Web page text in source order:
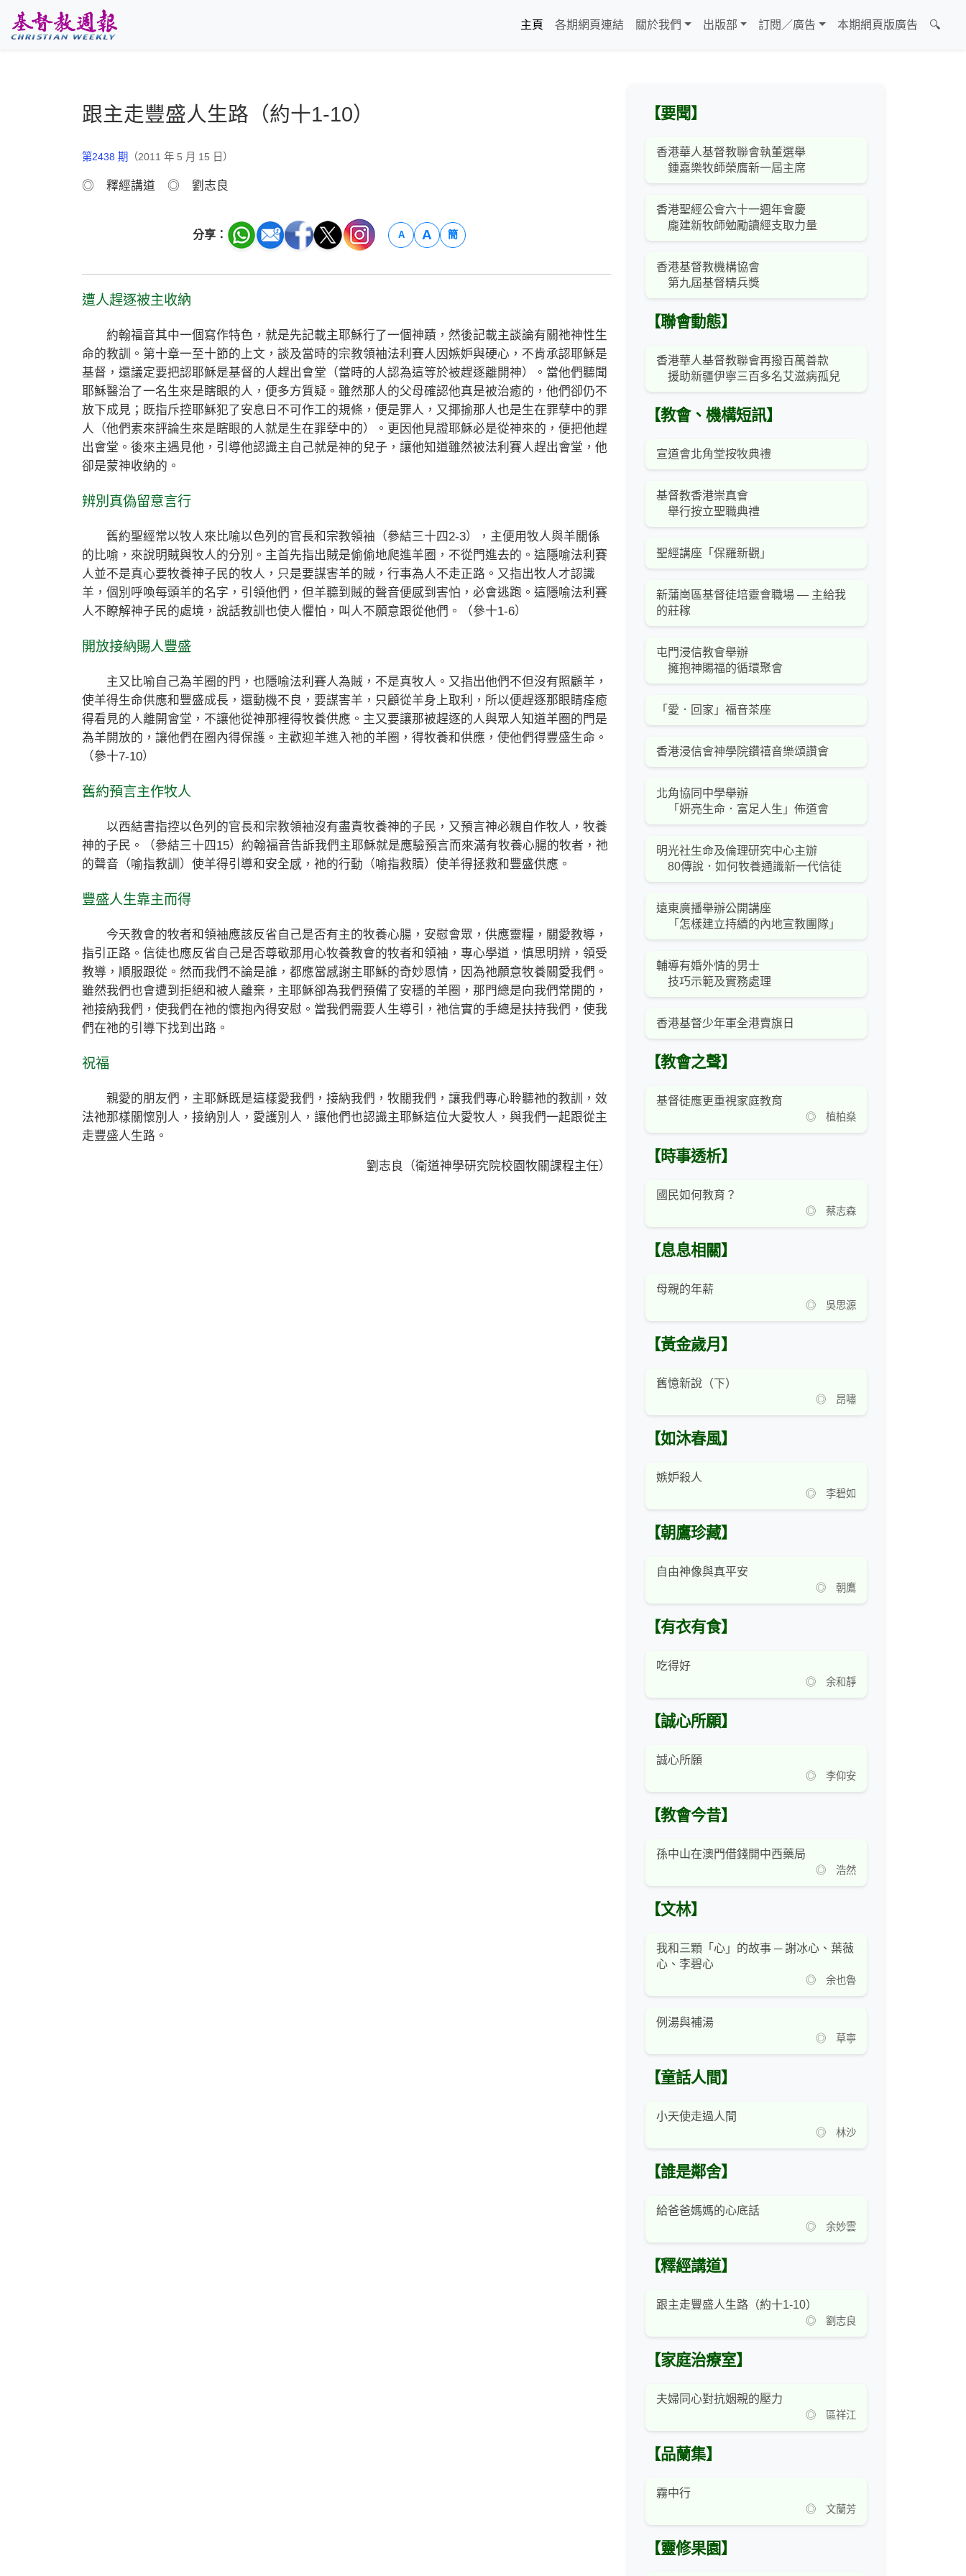
主頁
各期網頁連結 關於我們 出版部 訂閱／廣告 本期網頁版廣告 🔍
跟主走豐盛人生路（約十1-10）
第2438 期 （2011 年 5 月 15 日）
◎ 釋經講道 ◎ 劉志良
分享： A A 簡
遭人趕逐被主收納
約翰福音其中一個寫作特色，就是先記載主耶穌行了一個神蹟，然後記載主談論有關祂神性生
命的教訓。第十章一至十節的上文，談及當時的宗教領袖法利賽人因嫉妒與硬心，不肯承認耶穌是
基督，還議定要把認耶穌是基督的人趕出會堂（當時的人認為這等於被趕逐離開神）。當他們聽聞
耶穌醫治了一名生來是瞎眼的人，便多方質疑。雖然那人的父母確認他真是被治癒的，他們卻仍不
放下成見；既指斥控耶穌犯了安息日不可作工的規條，便是罪人，又揶揄那人也是生在罪孽中的罪
人（他們素來評論生來是瞎眼的人就是生在罪孽中的）。更因他見證耶穌必是從神來的，便把他趕
出會堂。後來主遇見他，引導他認識主自己就是神的兒子，讓他知道雖然被法利賽人趕出會堂，他
卻是蒙神收納的。
辨別真偽留意言行
舊約聖經常以牧人來比喻以色列的官長和宗教領袖（參結三十四2-3），主便用牧人與羊關係
的比喻，來說明賊與牧人的分別。主首先指出賊是偷偷地爬進羊圈，不從門進去的。這隱喻法利賽
人並不是真心要牧養神子民的牧人，只是要謀害羊的賊，行事為人不走正路。又指出牧人才認識
羊，個別呼喚每頭羊的名字，引領他們，但羊聽到賊的聲音便感到害怕，必會逃跑。這隱喻法利賽
人不瞭解神子民的處境，說話教訓也使人懼怕，叫人不願意跟從他們。（參十1-6）
開放接納賜人豐盛
主又比喻自己為羊圈的門，也隱喻法利賽人為賊，不是真牧人。又指出他們不但沒有照顧羊，
使羊得生命供應和豐盛成長，還動機不良，要謀害羊，只顧從羊身上取利，所以便趕逐那眼睛痊癒
得看見的人離開會堂，不讓他從神那裡得牧養供應。主又要讓那被趕逐的人與眾人知道羊圈的門是
為羊開放的，讓他們在圈內得保護。主歡迎羊進入祂的羊圈，得牧養和供應，使他們得豐盛生命。
（參十7-10）
舊約預言主作牧人
以西結書指控以色列的官長和宗教領袖沒有盡責牧養神的子民，又預言神必親自作牧人，牧養
神的子民。（參結三十四15）約翰福音告訴我們主耶穌就是應驗預言而來滿有牧養心腸的牧者，祂
的聲音（喻指教訓）使羊得引導和安全感，祂的行動（喻指救贖）使羊得拯救和豐盛供應。
豐盛人生靠主而得
今天教會的牧者和領袖應該反省自己是否有主的牧養心腸，安慰會眾，供應靈糧，關愛教導，
指引正路。信徒也應反省自己是否尊敬那用心牧養教會的牧者和領袖，專心學道，慎思明辨，領受
教導，順服跟從。然而我們不論是誰，都應當感謝主耶穌的奇妙恩情，因為祂願意牧養關愛我們。
雖然我們也會遭到拒絕和被人離棄，主耶穌卻為我們預備了安穩的羊圈，那門總是向我們常開的，
祂接納我們，使我們在祂的懷抱內得安慰。當我們需要人生導引，祂信實的手總是扶持我們，使我
們在祂的引導下找到出路。
祝福
親愛的朋友們，主耶穌既是這樣愛我們，接納我們，牧關我們，讓我們專心聆聽祂的教訓，效
法祂那樣關懷別人，接納別人，愛護別人，讓他們也認識主耶穌這位大愛牧人，與我們一起跟從主
走豐盛人生路。
劉志良（衛道神學研究院校園牧關課程主任）
【要聞】
香港華人基督教聯會執董選舉
鍾嘉樂牧師榮膺新一屆主席
香港聖經公會六十一週年會慶
龐建新牧師勉勵讀經支取力量
香港基督教機構協會
第九屆基督精兵獎
【聯會動態】
香港華人基督教聯會再撥百萬善款
援助新疆伊寧三百多名艾滋病孤兒
【教會、機構短訊】
宣道會北角堂按牧典禮
基督教香港崇真會
舉行按立聖職典禮
聖經講座「保羅新觀」
新蒲崗區基督徒培靈會職場 — 主給我
的莊稼
屯門浸信教會舉辦
擁抱神賜福的循環聚會
「愛．回家」福音茶座
香港浸信會神學院鑽禧音樂頌讚會
北角協同中學舉辦
「妍亮生命．富足人生」佈道會
明光社生命及倫理研究中心主辦
80傳說．如何牧養通識新一代信徒
遠東廣播舉辦公開講座
「怎樣建立持續的內地宣教團隊」
輔導有婚外情的男士
技巧示範及實務處理
香港基督少年軍全港賣旗日
【教會之聲】
基督徒應更重視家庭教育
◎ 植柏燊
【時事透析】
國民如何教育？
◎ 蔡志森
【息息相關】
母親的年薪
◎ 吳思源
【黃金歲月】
舊憶新說（下）
◎ 昂嘯
【如沐春風】
嫉妒殺人
◎ 李碧如
【朝鷹珍藏】
自由神像與真平安
◎ 朝鷹
【有衣有食】
吃得好
◎ 余和靜
【誠心所願】
誠心所願
◎ 李仰安
【教會今昔】
孫中山在澳門借錢開中西藥局
◎ 浩然
【文林】
我和三顆「心」的故事 ─ 謝冰心、葉薇
心、李碧心
◎ 余也魯
例湯與補湯
◎ 草寧
【童話人間】
小天使走過人間
◎ 林沙
【誰是鄰舍】
給爸爸媽媽的心底話
◎ 余妙雲
【釋經講道】
跟主走豐盛人生路（約十1-10）
◎ 劉志良
【家庭治療室】
夫婦同心對抗姻親的壓力
◎ 區祥江
【品蘭集】
霧中行
◎ 文蘭芳
【靈修果園】